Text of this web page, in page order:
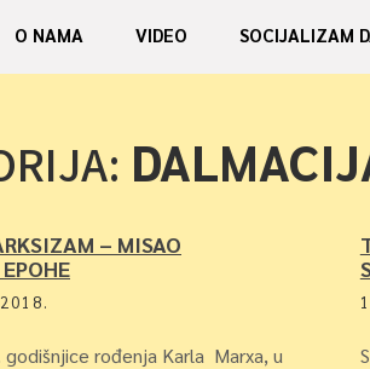
O NAMA VIDEO SOCIJALIZAM
– MISAO
rođenja Karla Marxa, u